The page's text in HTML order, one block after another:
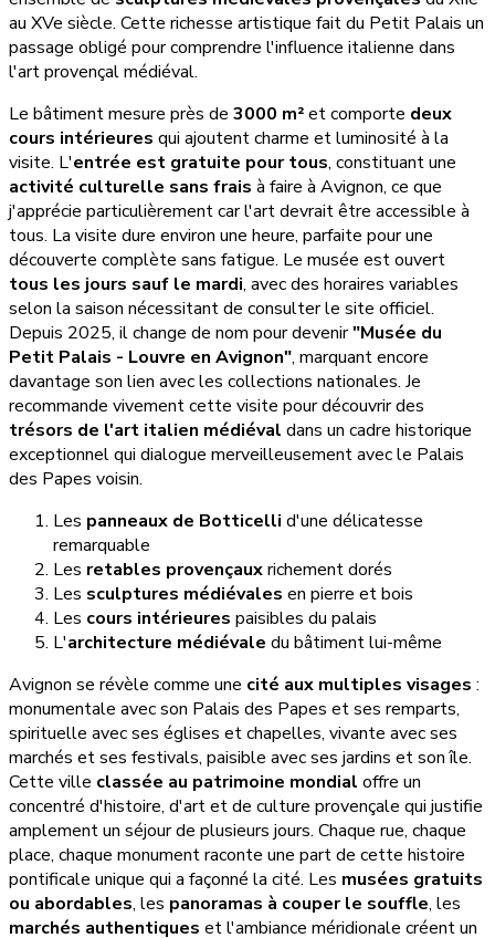
au XVe siècle. Cette richesse artistique fait du Petit Palais un
passage obligé pour comprendre l'influence italienne dans
l'art provençal médiéval.
Le bâtiment mesure près de 3000 m²et comporte deux
cours intérieures qui ajoutent charme et luminosité à la
visite. L'entrée est gratuite pour tous, constituant une
activité culturelle sans frais à faire à Avignon, ce que
j'apprécie particulièrement car l'art devrait être accessible à
tous. La visite dure environ une heure, parfaite pour une
découverte complète sans fatigue. Le musée est ouvert
tous les jours sauf le mardi, avec des horaires variables
selon la saison nécessitant de consulter le site officiel.
Depuis 2025, il change de nom pour devenir"Musée du
Petit Palais - Louvre en Avignon", marquant encore
davantage son lien avec les collections nationales. Je
recommande vivement cette visite pour découvrir des
trésors de l'art italien médiéval dans un cadre historique
exceptionnel qui dialogue merveilleusement avec le Palais
des Papes voisin.
Les panneaux de Botticelli d'une délicatesse
remarquable
Les retables provençauxrichement dorés
Les sculptures médiévales en pierre et bois
Les cours intérieures paisibles du palais
L'architecture médiévale du bâtiment lui-même
Avignon se révèle comme une cité aux multiples visages :
monumentale avec son Palais des Papes et ses remparts,
spirituelle avec ses églises et chapelles, vivante avec ses
marchés et ses festivals, paisible avec ses jardins et son île.
Cette ville classée au patrimoine mondial offre un
concentré d'histoire, d'art et de culture provençale qui justifie
amplement un séjour de plusieurs jours. Chaque rue, chaque
place, chaque monument raconte une part de cette histoire
pontificale unique qui a façonné la cité. Les musées gratuits
ou abordables, les panoramas à couper le souffle, les
marchés authentiques et l'ambiance méridionale créent un